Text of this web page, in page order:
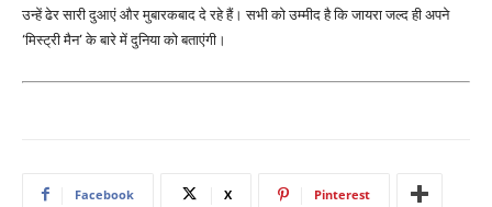
उन्हें ढेर सारी दुआएं और मुबारकबाद दे रहे हैं। सभी को उम्मीद है कि जायरा जल्द ही अपने
‘मिस्ट्री मैन’ के बारे में दुनिया को बताएंगी।
Facebook X Pinterest